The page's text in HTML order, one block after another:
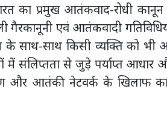
का प्रमुख आतंकवाद-रोधी
एवं आतंकवादी
साथ-साथ किसी व्यक्ति को भी
संलिप्तता से जुड़े पर्याप्त आधार
और आतंकी नेटवर्क के खिलाफ